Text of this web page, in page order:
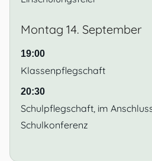
Montag 14. September
19:00
Klassenpflegschaft
20:30
Schulpflegschaft, im
Schulkonferenz